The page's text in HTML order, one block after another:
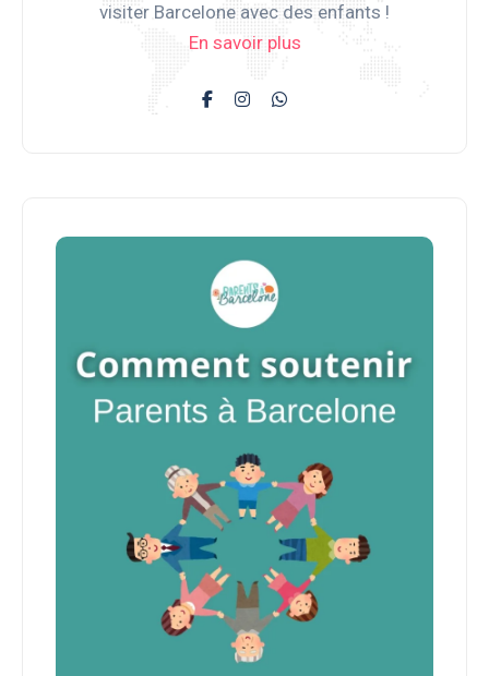
visiter Barcelone avec des enfants !
En savoir plus